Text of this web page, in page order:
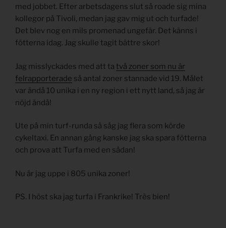
med jobbet. Efter arbetsdagens slut så roade sig mina
kollegor på Tivoli, medan jag gav mig ut och turfade!
Det blev nog en mils promenad ungefär. Det känns i
fötterna idag. Jag skulle tagit bättre skor!
Jag misslyckades med att ta två zoner som nu är
felrapporterade så antal zoner stannade vid 19. Målet
var ändå 10 unika i en ny region i ett nytt land, så jag är
nöjd ändå!
Ute på min turf-runda så såg jag flera som körde
cykeltaxi. En annan gång kanske jag ska spara fötterna
och prova att Turfa med en sådan!
Nu är jag uppe i 805 unika zoner!
PS. I höst ska jag turfa i Frankrike! Très bien!